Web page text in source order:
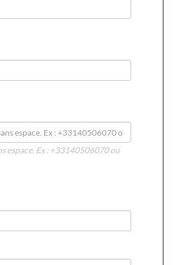
espace. Ex : +33140506070 ou